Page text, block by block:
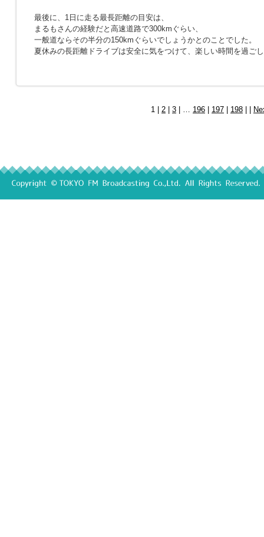
最後に、1日に走る最長距離の目安は、
まるもさんの経験だと高速道路で300kmぐらい、
一般道ならその半分の150kmぐらいでしょうかとのことでした。
夏休みの長距離ドライブは安全に気をつけて、楽しい時間を過ご
1 | 2 3 | … 196 197 198